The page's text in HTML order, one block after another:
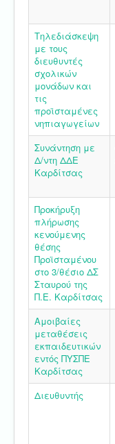
Τηλεδιάσκεψη
με τους
διευθυντές
σχολικών
μονάδων και
τις
προϊσταμένες
νηπιαγωγείων
Συνάντηση με
Δ/ντη ΔΔΕ
Καρδίτσας
Προκήρυξη
πλήρωσης
κενούμενης
θέσης
Προϊσταμένου
στο 3/θέσιο ΔΣ
Σταυρού της
Π.Ε. Καρδίτσας
Αμοιβαίες
μεταθέσεις
εκπαιδευτικών
εντός ΠΥΣΠΕ
Καρδίτσας
Διευθυντής